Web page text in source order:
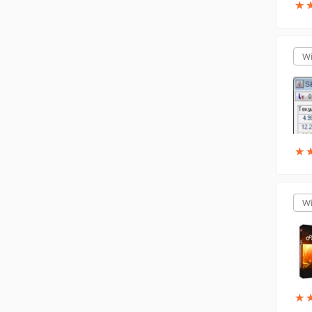
★
★
★
★
★
★